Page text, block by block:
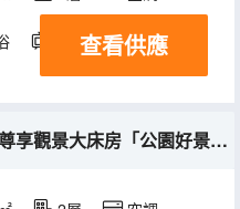
電視機 冰箱
查看供應
大器･尊享觀景大床房「公園好景＋美標智能馬桶」